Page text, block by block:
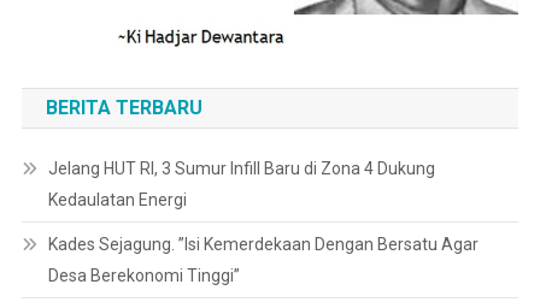
BERITA TERBARU
Jelang HUT RI, 3 Sumur Infill Baru di Zona 4 Dukung
Kedaulatan Energi
Kades Sejagung. ”Isi Kemerdekaan Dengan Bersatu Agar
Desa Berekonomi Tinggi”